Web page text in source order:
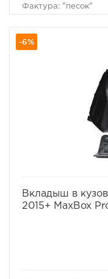
Фактура: "песок"
Вес (кг): 14
-6%
Вкладыш в
2015+ MaxBox